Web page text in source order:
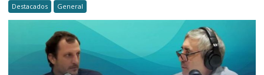
de
Destacados General